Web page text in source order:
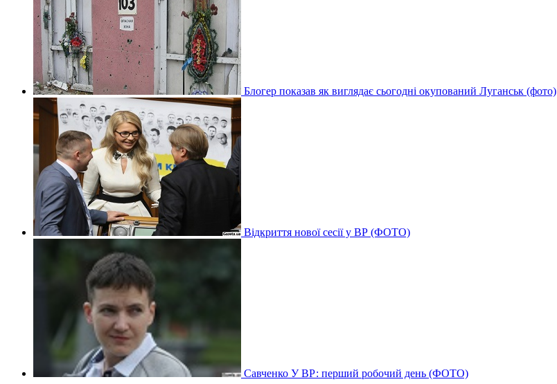
Блогер показав як виглядає сьогодні окупований Луганськ (фото)
Відкриття нової сесії у ВР (ФОТО)
Савченко У ВР: перший робочий день (ФОТО)